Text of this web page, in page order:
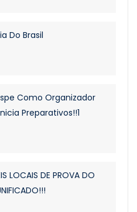
Do Brasil
Como Organizador
Preparativos!!1
LOCAIS DE PROVA DO